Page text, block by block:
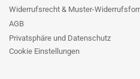
Widerrufsrecht & Muster-
AGB
Privatsphäre und Datenschutz
Cookie Einstellungen